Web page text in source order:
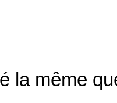
la même